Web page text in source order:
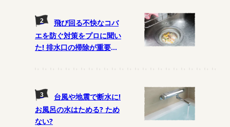
飛び回る不快なコバ
エを防ぐ対策をプロに聞い
た! 排水口の掃除が重要
台風や地震で断水に!
お風呂の水はためる? ため
ない?